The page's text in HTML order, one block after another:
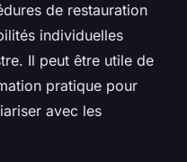
de restauration
individuelles
Il peut être utile de
pratique pour
avec les